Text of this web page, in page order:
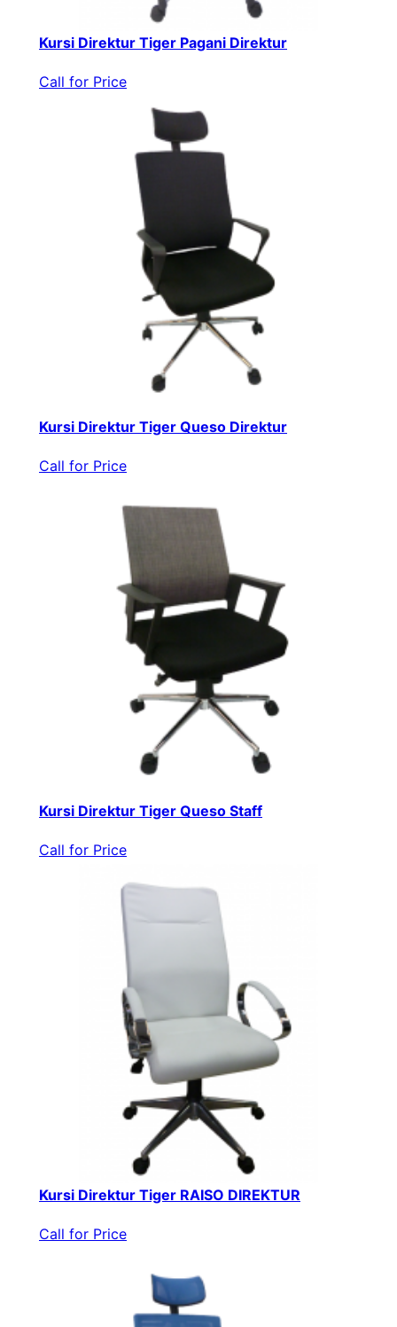
Kursi Direktur Tiger Pagani Direktur
Call for Price
Kursi Direktur Tiger Queso Direktur
Call for Price
Kursi Direktur Tiger Queso Staff
Call for Price
Kursi Direktur Tiger RAISO DIREKTUR
Call for Price